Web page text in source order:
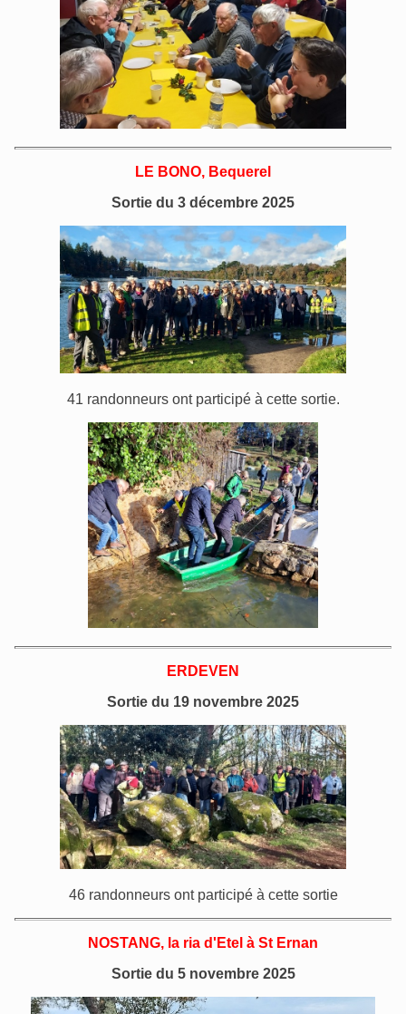
LE BONO, Bequerel
Sortie du 3 décembre 2025
41 randonneurs ont participé à cette sortie.
ERDEVEN
Sortie du 19 novembre 2025
46 randonneurs ont participé à cette sortie
NOSTANG, la ria d'Etel à St Ernan
Sortie du 5 novembre 2025